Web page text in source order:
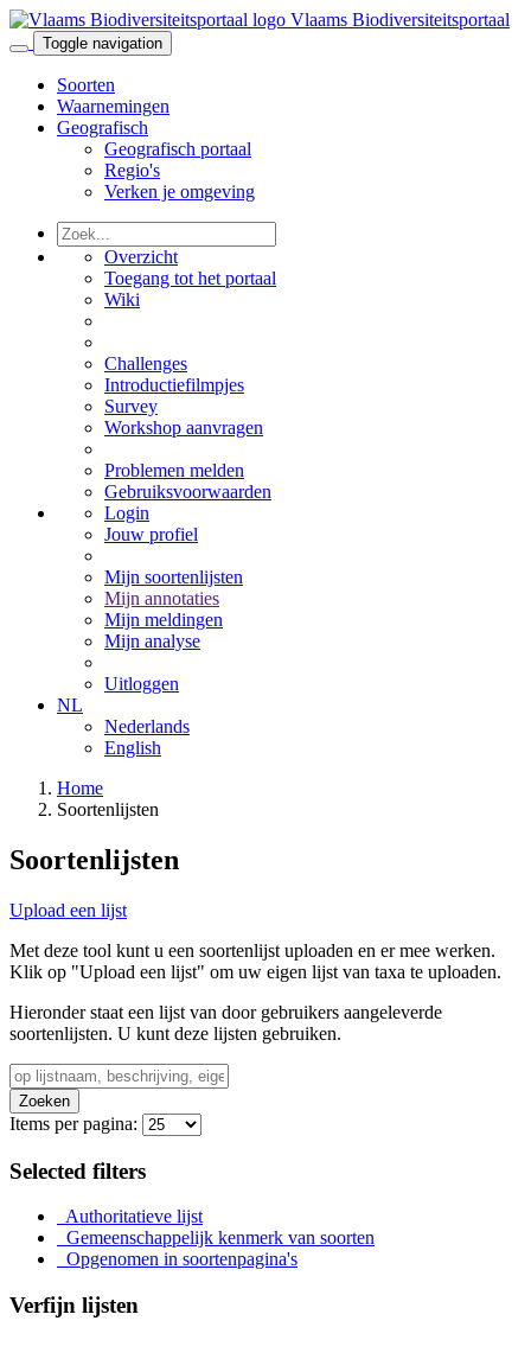
Vlaams Biodiversiteitsportaal
Toggle navigation
Soorten
Waarnemingen
Geografisch
Geografisch portaal
Regio's
Verken je omgeving
Overzicht
Toegang tot het portaal
Wiki
Challenges
Introductiefilmpjes
Survey
Workshop aanvragen
Problemen melden
Gebruiksvoorwaarden
Login
Jouw profiel
Mijn soortenlijsten
Mijn annotaties
Mijn meldingen
Mijn analyse
Uitloggen
NL
Nederlands
English
Home
Soortenlijsten
Soortenlijsten
Upload een lijst
Met deze tool kunt u een soortenlijst uploaden en er mee werken.
Klik op "Upload een lijst" om uw eigen lijst van taxa te uploaden.
Hieronder staat een lijst van door gebruikers aangeleverde
soortenlijsten. U kunt deze lijsten gebruiken.
Zoeken
Items per pagina:
Selected filters
Authoritatieve lijst
Gemeenschappelijk kenmerk van soorten
Opgenomen in soortenpagina's
Verfijn lijsten